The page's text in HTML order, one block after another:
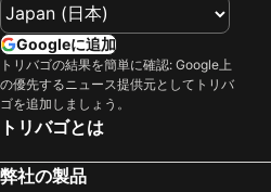
Peralada, pet friendly hotels
Ultramort, pet friendly hotels
Cantallops, pet friendly hotels
Báscara, pet friendly hotels
Santa Maria de Corcó, pet friendly hotels
San Ferreol, pet friendly hotels
Googleに追加
トリバゴの結果を簡単に確認: Google上
の優先するニュース提供元としてトリバ
ゴを追加しましょう。
トリバゴとは
弊社の製品